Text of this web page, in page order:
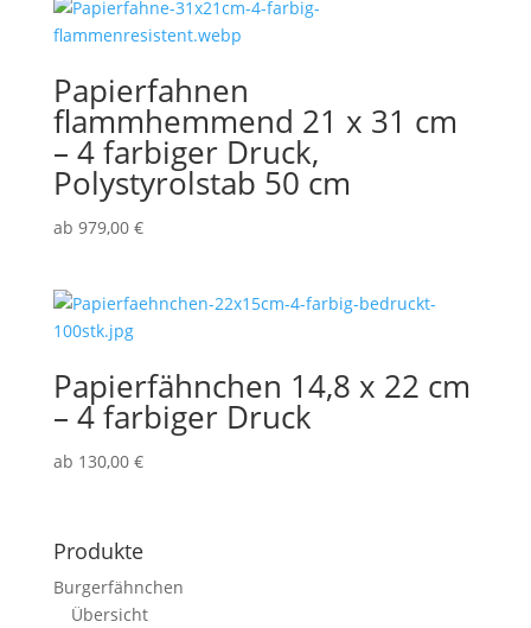
Papierfahnen
flammhemmend 21 x 31 cm
– 4 farbiger Druck,
Polystyrolstab 50 cm
ab 979,00 €
Papierfähnchen 14,8 x 22 cm
– 4 farbiger Druck
ab 130,00 €
Produkte
Burgerfähnchen
Übersicht